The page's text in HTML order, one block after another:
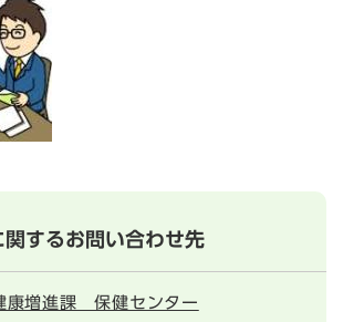
関するお問い合わせ先
康増進課 保健センター